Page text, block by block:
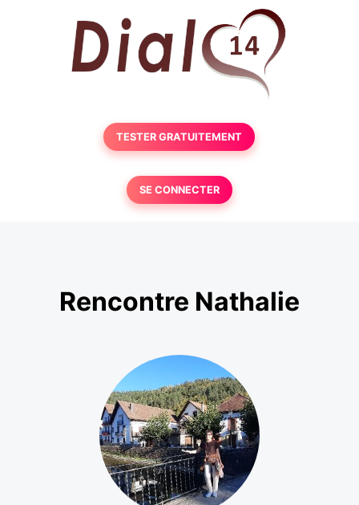
TESTER GRATUITEMENT
SE CONNECTER
Rencontre Nathalie